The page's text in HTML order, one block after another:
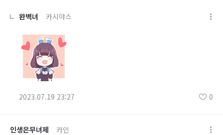
완벽녀 카시야스
2023.07.19 23:27 0
인생은무녀제 카인